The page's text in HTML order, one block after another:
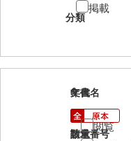
小川五郎収集
尾崎家文書
小沢家文書（
小沢太郎文書
分類
掲載
6
文書名
請求番号
年代
数量
閲覧